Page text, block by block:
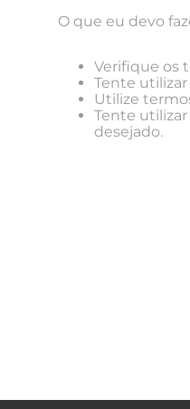
O que eu devo
Verifique os
Tente
Utilize
Tente
desejado.